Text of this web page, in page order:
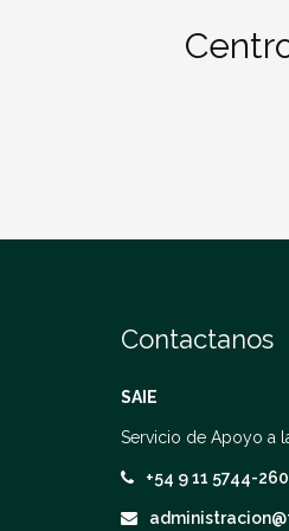
Contactanos
SAIE
Servicio de Apoyo a
+54 9 11 5744-